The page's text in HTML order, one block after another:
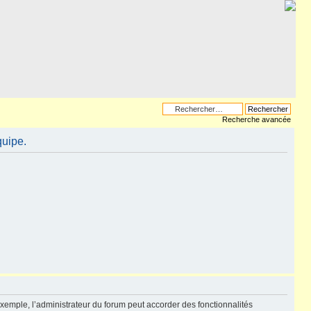
Recherche avancée
l’administrateur du forum peut accorder des fonctionnalités